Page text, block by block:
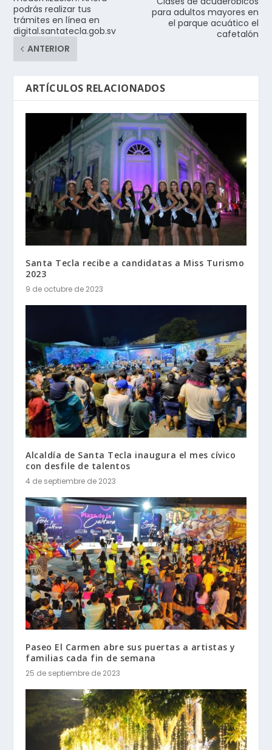
podrás realizar tus
trámites en línea en
digital.santatecla.gob.sv
ANTERIOR
para adultos mayores en
el parque acuático el
cafetalón
ARTÍCULOS RELACIONADOS
Santa Tecla recibe a candidatas a Miss Turismo
2023
9 de octubre de 2023
Alcaldía de Santa Tecla inaugura el mes cívico
con desfile de talentos
4 de septiembre de 2023
Paseo El Carmen abre sus puertas a artistas y
familias cada fin de semana
25 de septiembre de 2023